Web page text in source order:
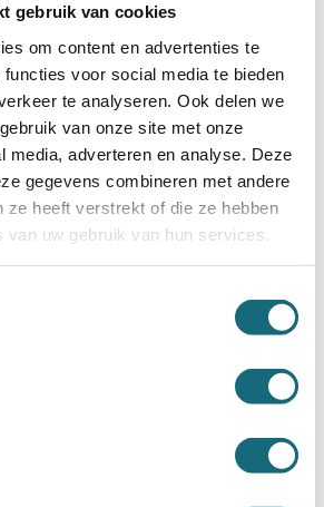
gebruik van cookies
om content en advertenties te
voor social media te bieden
te analyseren. Ook delen we
van onze site met onze
media, adverteren en analyse. Deze
gegevens combineren met andere
ze heeft verstrekt of die ze hebben
uw gebruik van hun services.
OP REKENING
voor14:30 uur,dezelfde werkdag
aan het totaalbedrag